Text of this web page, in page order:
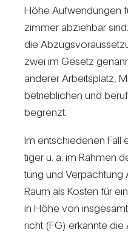
Höhe Auf­wen­dungen
zimmer abziehbar
die
zwei im Gesetz
anderer Arbeits­platz,
betrieb­li­chen und
begrenzt.
Im ent­schie­denen Fall
tiger u. a. im Rahmen
tung und Ver­pach­tung
Raum als Kosten für
in Höhe von
richt (FG) erkannte